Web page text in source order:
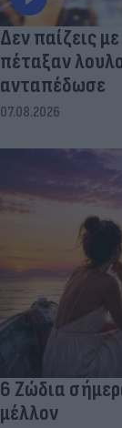
Δεν παίζεις
πέταξαν
ανταπέδωσε
07.08.2026
6 Ζώδια
μέλλον